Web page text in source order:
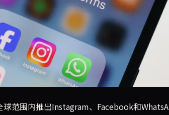
、WhatsApp的付费订阅计划，并计划在其
范围内推出Instagram、Facebook和